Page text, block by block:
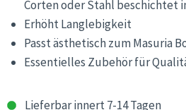
Corten oder Stahl beschichtet
Erhöht Langlebigkeit
Passt ästhetisch zum Masuria
Essentielles Zubehör für
Lieferbar innert 7-14 Tagen